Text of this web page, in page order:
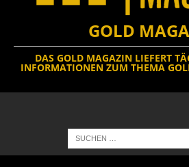
GOLD
DAS GOLD MAGAZIN LIEFERT
INFORMATIONEN ZUM THEMA